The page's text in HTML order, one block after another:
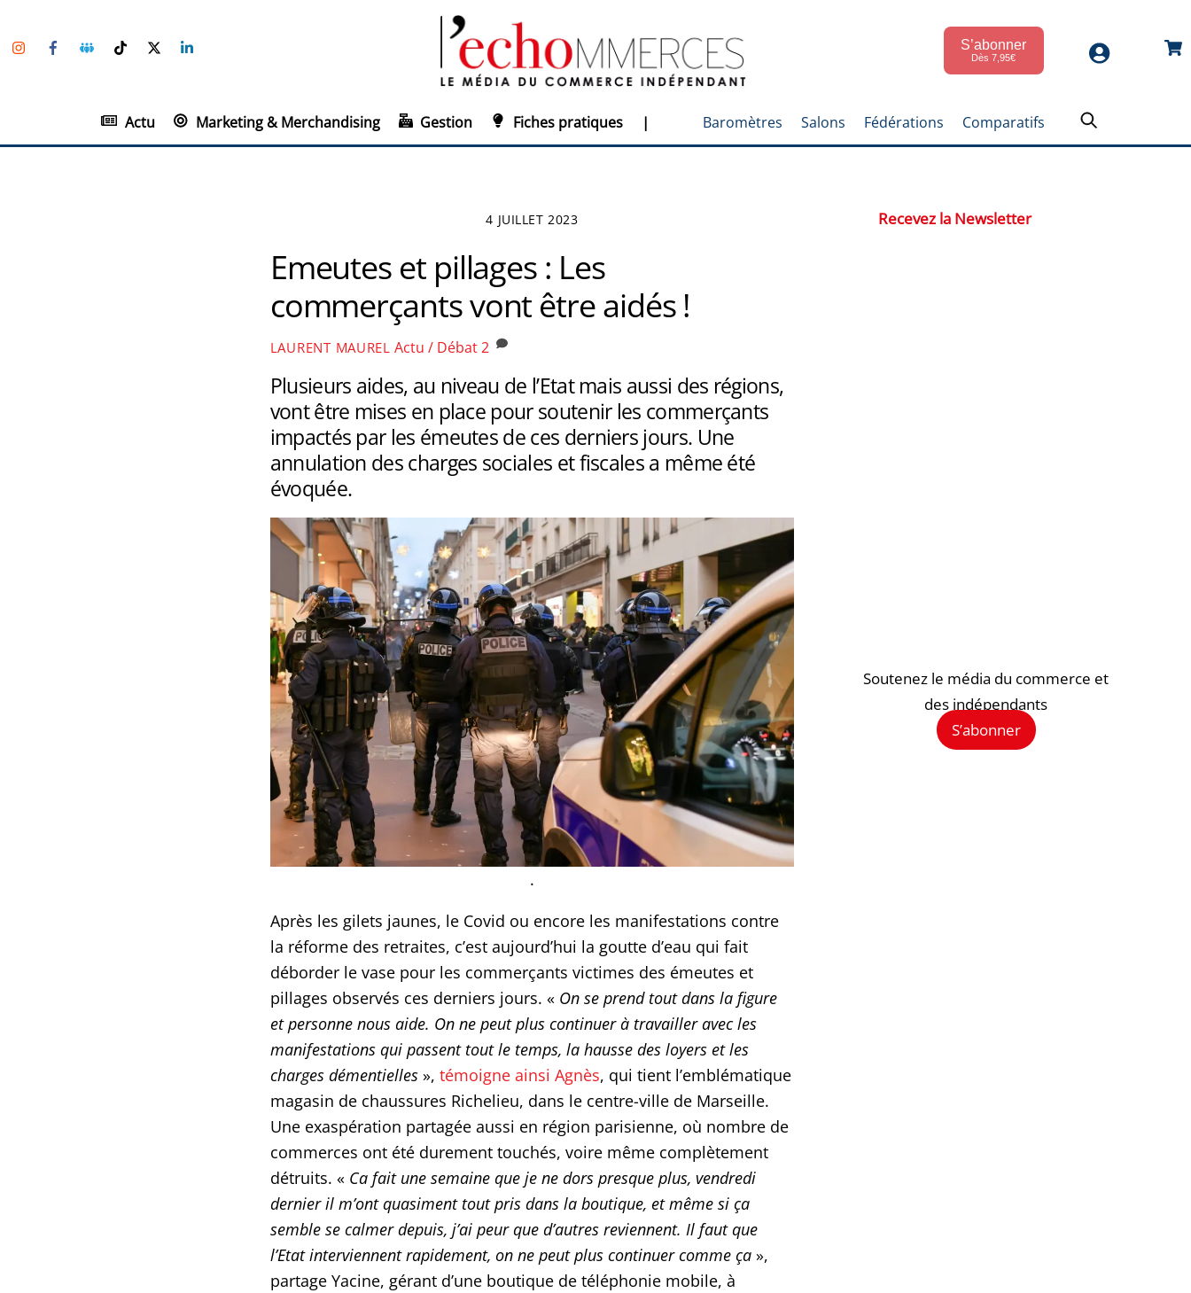
to
InstagramFacebookGroupe
Facebook
TikTokTwitter S’abonner
Dès 7,95€
Actu Marketing & Merchandising Gestion Fiches pratiques | Baromètres Salons Fédérations Comparatifs
4 JUILLET 2023
Emeutes et pillages : Les
commerçants vont être aidés !
LAURENT MAUREL Actu / Débat2
Plusieurs aides, au niveau de l’Etat mais aussi des régions,
vont être mises en place pour soutenir les commerçants
impactés par les émeutes de ces derniers jours. Une
annulation des charges sociales et fiscales a même été
évoquée.
.
Après les gilets jaunes, le Covid ou encore les manifestations contre
la réforme des retraites, c’est aujourd’hui la goutte d’eau qui fait
déborder le vase pour les commerçants victimes des émeutes et
pillages observés ces derniers jours. « On se prend tout dans la figure
et personne nous aide. On ne peut plus continuer à travailler avec les
manifestations qui passent tout le temps, la hausse des loyers et les
charges démentielles », témoigne ainsi Agnès, qui tient l’emblématique
magasin de chaussures Richelieu, dans le centre-ville de Marseille.
Une exaspération partagée aussi en région parisienne, où nombre de
commerces ont été durement touchés, voire même complètement
détruits. « Ca fait une semaine que je ne dors presque plus, vendredi
dernier il m’ont quasiment tout pris dans la boutique, et même si ça
semble se calmer depuis, j’ai peur que d’autres reviennent. Il faut que
l’Etat interviennent rapidement, on ne peut plus continuer comme ça »,
partage Yacine, gérant d’une boutique de téléphonie mobile, à
Recevez la Newsletter
Soutenez le média du commerce et
des indépendants
S’abonner